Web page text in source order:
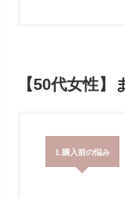
【50代女性】
1.購入前の悩み